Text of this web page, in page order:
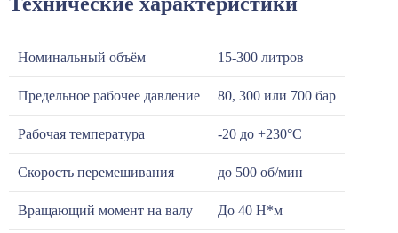
Номинальный объём 15-300 литров
Предельное рабочее давление 80, 300 или 700 бар
Рабочая температура -20 до +230°С
Скорость перемешивания до 500 об/мин
Вращающий момент на валу До 40 Н*м